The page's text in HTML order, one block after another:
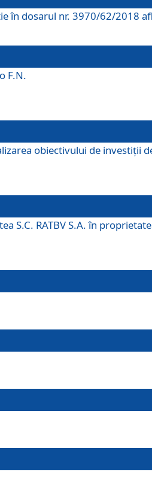
în dosarul nr. 3970/62/2018
F.N.
obiectivului de investiții
S.C. RATBV S.A. în